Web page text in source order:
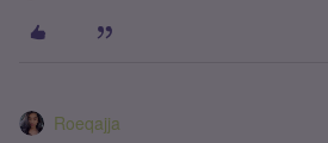
Roeqajja